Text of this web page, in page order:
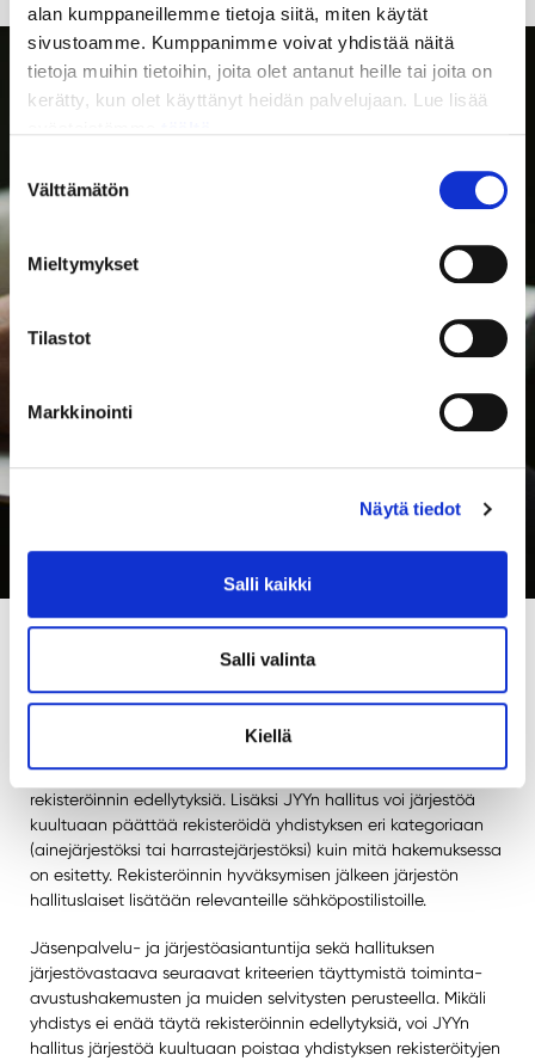
alan kumppaneillemme tietoja siitä, miten käytät
sivustoamme. Kumppanimme voivat yhdistää näitä
tietoja muihin tietoihin, joita olet antanut heille tai joita on
kerätty, kun olet käyttänyt heidän palvelujaan. Lue lisää
valinta
Välttämätön
Mieltymykset
Tilastot
Markkinointi
Näytä tiedot
Salli kaikki
Salli valinta
Kiellä
Rekisteröitymisestä päättäminen
JYYn hallitus käsittelee kaikki hakemukset ja päättää,
rekisteröidäänkö yhdistys JYYn piirissä toimivaksi järjestöksi.
Hallitus voi hylätä hakemuksen, mikäli yhdistys ei täytä
rekisteröinnin edellytyksiä. Lisäksi JYYn hallitus voi järjestöä
kuultuaan päättää rekisteröidä yhdistyksen eri kategoriaan
(ainejärjestöksi tai harrastejärjestöksi) kuin mitä hakemuksessa
on esitetty. Rekisteröinnin hyväksymisen jälkeen järjestön
hallituslaiset lisätään relevanteille sähköpostilistoille.
Jäsenpalvelu- ja järjestöasiantuntija sekä hallituksen
järjestövastaava seuraavat kriteerien täyttymistä toiminta-
avustushakemusten ja muiden selvitysten perusteella. Mikäli
yhdistys ei enää täytä rekisteröinnin edellytyksiä, voi JYYn
hallitus järjestöä kuultuaan poistaa yhdistyksen rekisteröityjen